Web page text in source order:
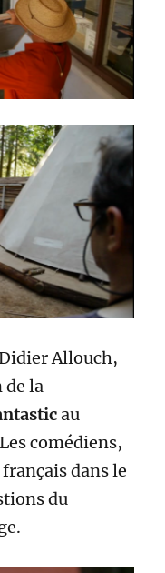
Allouch,
de la
au
comédiens,
dans le
du